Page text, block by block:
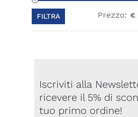
FILTRA Prezzo: €
Iscriviti alla
ricevere il 5% di
tuo primo ordine!